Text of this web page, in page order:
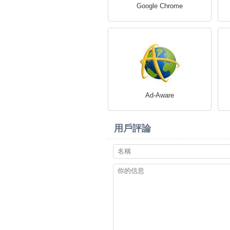
Google Chrome
Ad-Aware
用戶評論